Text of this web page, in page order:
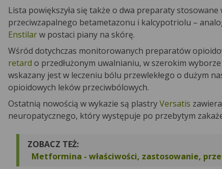
Lista powiększyła się także o dwa preparaty stosowane
przeciwzapalnego betametazonu i kalcypotriolu –
Enstilarw postaci piany na skórę.
Wśród dotychczas monitorowanych preparatów
retard o przedłużonym uwalnianiu, w szerokim
wskazany jest w leczeniu bólu przewlekłego o dużym
opioidowych leków przeciwbólowych.
Ostatnią nowością w wykazie są plastryVersatis
neuropatycznego, który występuje po przebytym
ZOBACZ TEŻ:
Metformina - właściwości, zastosowanie,